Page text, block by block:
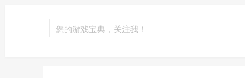
您的游戏宝典，关注我！